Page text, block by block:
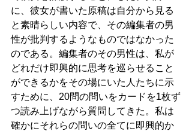
に、彼女が書いた原稿は自分から見る
と素晴らしい内容で、その編集者の男
性が批判するようなものではなかった
のである。編集者のその男性は、私が
どれだけ即興的に思考を巡らせること
ができるかをその場にいた人たちに示
すために、20問の問いをカードを1枚ず
つ読み上げながら質問してきた。私は
確かにそれらの問いの全てに即興的か